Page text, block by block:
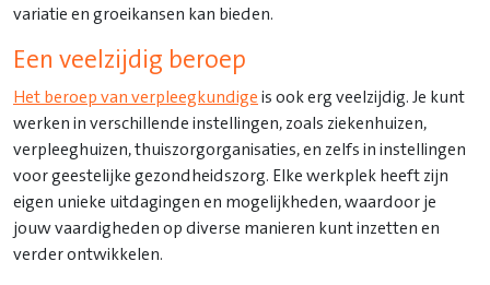
variatie en groeikansen kan bieden.
Een veelzijdig beroep
Het beroep van verpleegkundige is ook erg veelzijdig. Je kunt
werken in verschillende instellingen, zoals ziekenhuizen,
verpleeghuizen, thuiszorgorganisaties, en zelfs in instellingen
voor geestelijke gezondheidszorg. Elke werkplek heeft zijn
eigen unieke uitdagingen en mogelijkheden, waardoor je
jouw vaardigheden op diverse manieren kunt inzetten en
verder ontwikkelen.